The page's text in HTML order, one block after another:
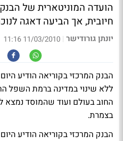
הועדה המוניטארית של
חיובית, אך הביעה דאגה
יונתן גורודישר |
11/03/2010 11:16
הבנק המרכזי בקוריאה הודיע
ללא שינוי במדינה ברמת השפל
החוב בעולם ועוד שהמוסד נמצא
בצמרת.
הבנק המרכזי בקוריאה הודיע